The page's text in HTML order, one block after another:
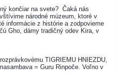
končiar na svete? Čaká nás
národné múzeum, ktoré v
informácie z histórie a zodpovieme
Gho, dámy tradičný odev Kira, v
TIGRIEMU HNIEZDU,
= Guru Rinpoče. Voľno v